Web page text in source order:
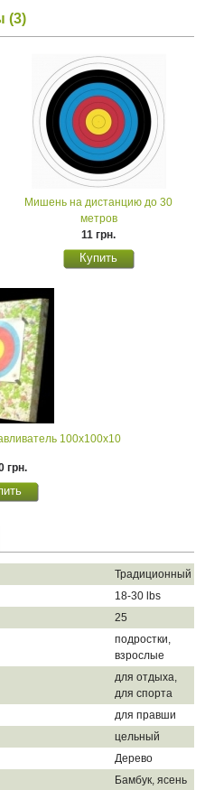
(3)
Мишень на дистанцию до 30
метров
11 грн.
100х100х10
грн.
Традиционный
18-30 lbs
25
подростки,
взрослые
для отдыха,
для спорта
для правши
цельный
Дерево
Бамбук, ясень